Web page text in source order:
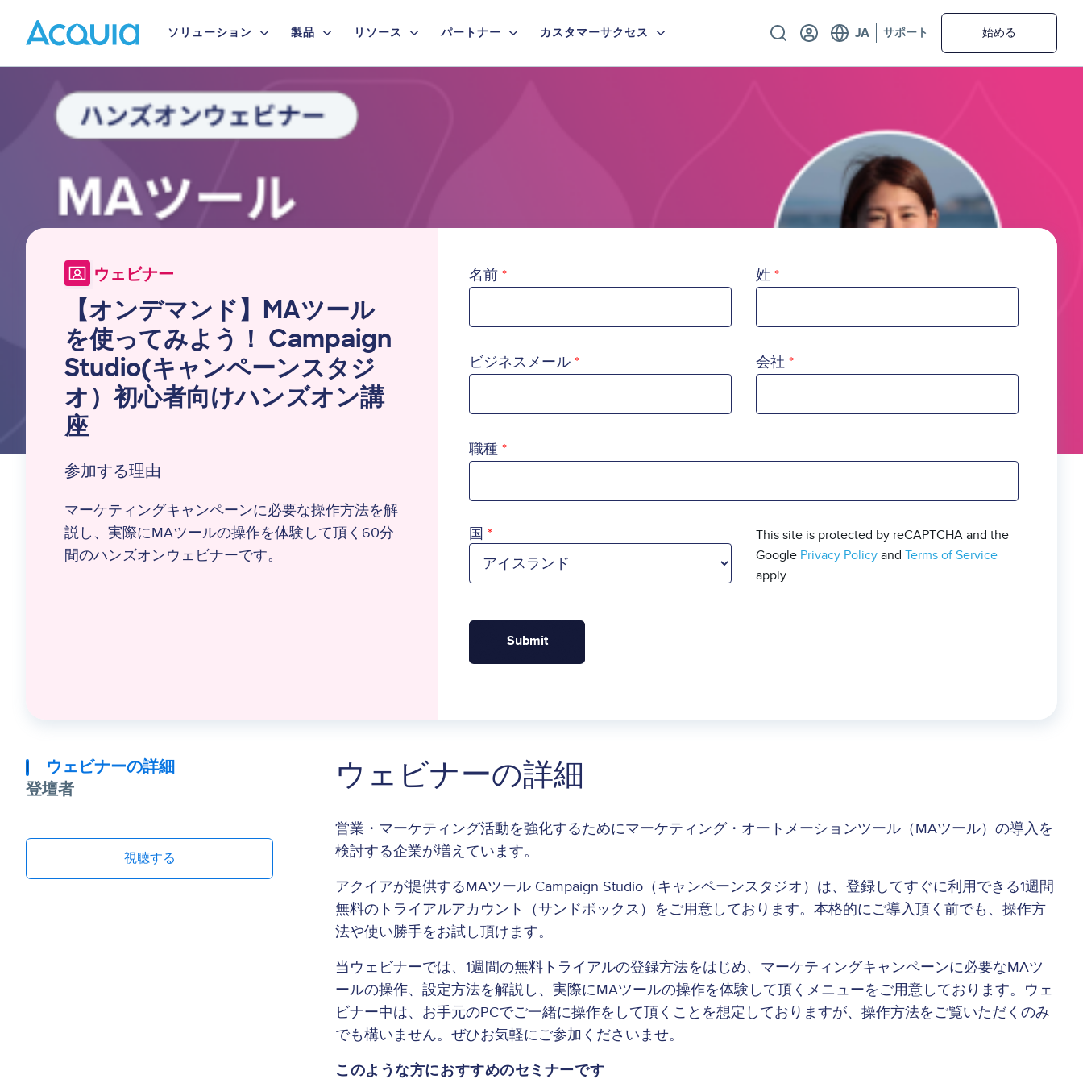
main
content
Primary
Menu
ソリューション 製品 リソース パートナー カスタマーサクセス Utility サポート 始める
ウェビナー
【オンデマンド】MAツール
を使ってみよう！ Campaign
Studio(キャンペーンスタジ
オ）初心者向けハンズオン講
座
参加する理由
マーケティングキャンペーンに必要な操作方法を解
説し、実際にMAツールの操作を体験して頂く60分
間のハンズオンウェビナーです。
名前 姓
ビジネスメール 会社
職種
国
国
This site is protected by reCAPTCHA and the
Google Privacy Policy andTerms of Service
apply.
ウェビナーの詳細
登壇者
視聴する
ウェビナーの詳細
営業・マーケティング活動を強化するためにマーケティング・オートメーションツール（MAツール）の導入を
検討する企業が増えています。
アクイアが提供するMAツール Campaign Studio（キャンペーンスタジオ）は、登録してすぐに利用できる1週間
無料のトライアルアカウント（サンドボックス）をご用意しております。本格的にご導入頂く前でも、操作方
法や使い勝手をお試し頂けます。
当ウェビナーでは、1週間の無料トライアルの登録方法をはじめ、マーケティングキャンペーンに必要なMAツ
ールの操作、設定方法を解説し、実際にMAツールの操作を体験して頂くメニューをご用意しております。ウェ
ビナー中は、 お手元のPCでご一緒に操作をして頂くことを想定しておりますが、操作方法をご覧いただくのみ
でも構いません。ぜひお気軽にご参加くださいませ。
このような方におすすめのセミナーです